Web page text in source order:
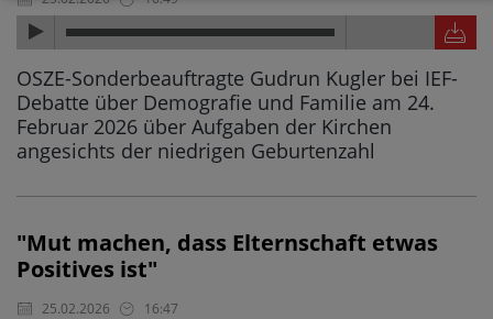
OSZE-Sonderbeauftragte Gudrun Kugler bei IEF-
Debatte über Demografie und Familie am 24.
Februar 2026 über Aufgaben der Kirchen
angesichts der niedrigen Geburtenzahl
"Mut machen, dass Elternschaft etwas
Positives ist"
25.02.2026 16:47